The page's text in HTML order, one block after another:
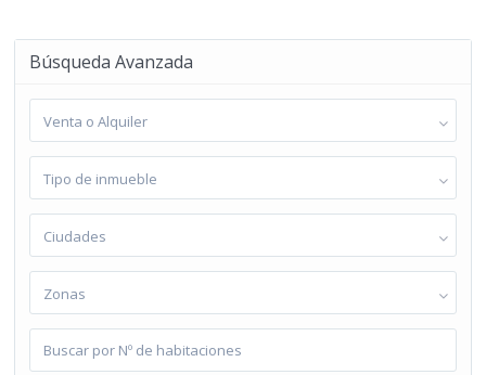
Búsqueda Avanzada
Venta o Alquiler
Tipo de inmueble
Ciudades
Zonas